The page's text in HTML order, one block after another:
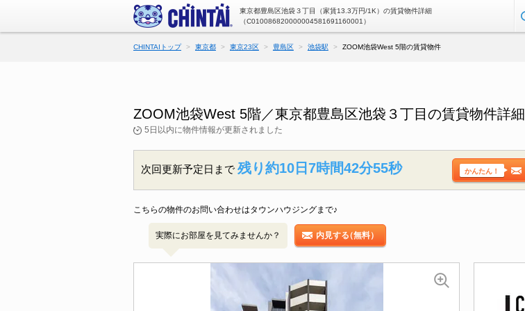
東京都豊島区池袋３丁目（家賃13.3万円/1K）の賃貸物件詳細
（C010086820000004581691160001）
CHINTAIトップ 東京都 東京23区 豊島区 池袋駅 ZOOM池袋West 5階の賃貸物件
ZOOM池袋West 5階／東京都豊島区池袋３丁目の賃貸物件詳細
5日以内に物件情報が更新されました
次回更新予定日まで 残り約10日7時間42分54秒 かんたん！
こちらの物件のお問い合わせはタウンハウジングまで♪
実際にお部屋を見てみませんか？ 内見する（無料）